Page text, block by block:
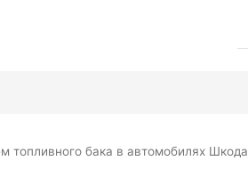
топливного бака в автомобилях Шкода